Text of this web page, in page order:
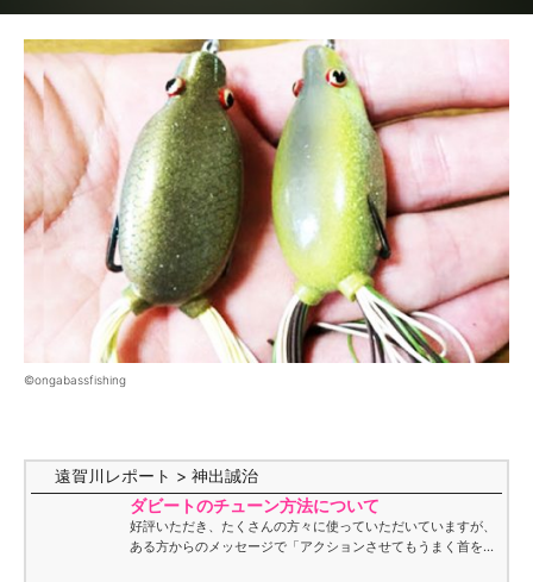
©ongabassfishing
遠賀川レポート > 神出誠治
ダビートのチューン方法について
好評いただき、たくさんの方々に使っていただいていますが、
ある方からのメッセージで「アクションさせてもうまく首を振